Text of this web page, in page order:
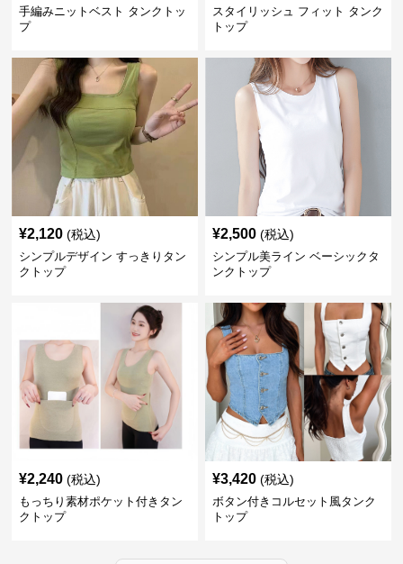
手編みニットベスト タンクトッ
プ
スタイリッシュ フィット タンク
トップ
¥2,120 (税込)
シンプルデザイン すっきりタン
クトップ
¥2,500 (税込)
シンプル美ライン ベーシックタ
ンクトップ
¥2,240 (税込)
もっちり素材ポケット付きタン
クトップ
¥3,420 (税込)
ボタン付きコルセット風タンク
トップ